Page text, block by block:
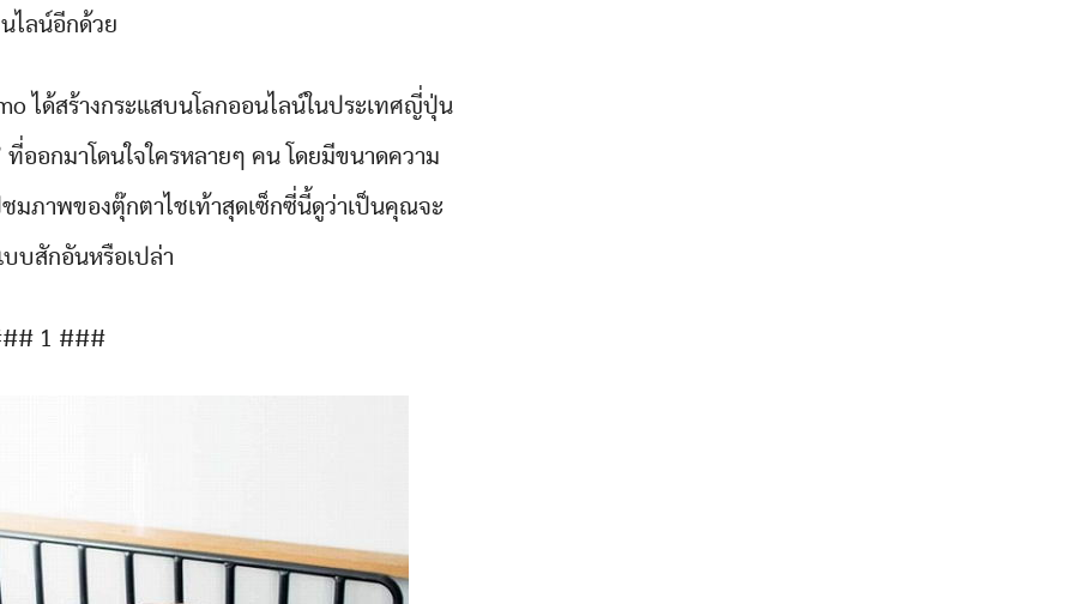
ไลน์อีกด้วย
ได้สร้างกระแสบนโลกออนไลน์ในประเทศญี่ปุ่น
ที่ออกมาโดนใจใครหลายๆ คน โดยมีขนาดความ
มภาพของตุ๊กตาไชเท้าสุดเซ็กซี่นี้ดูว่าเป็นคุณจะ
บบสักอันหรือเปล่า
1 ###